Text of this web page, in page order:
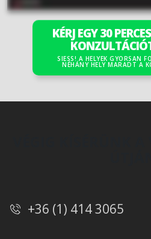
KÉRJ EGY 30
SIESS! A HELYEK GYORSAN
NÉHÁNY HELY MARADT A
+36 (1) 414 3065